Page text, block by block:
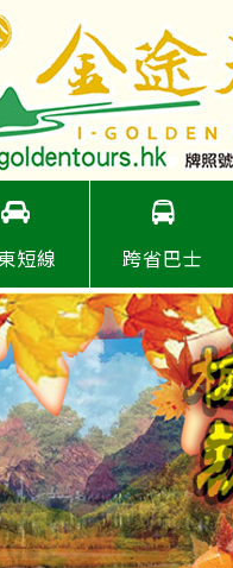
短線 跨省巴士